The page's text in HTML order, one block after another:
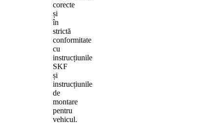
corecte
și
în
strictă
conformitate
cu
instrucțiunile
SKF
și
instrucțiunile
de
montare
pentru
vehicul.